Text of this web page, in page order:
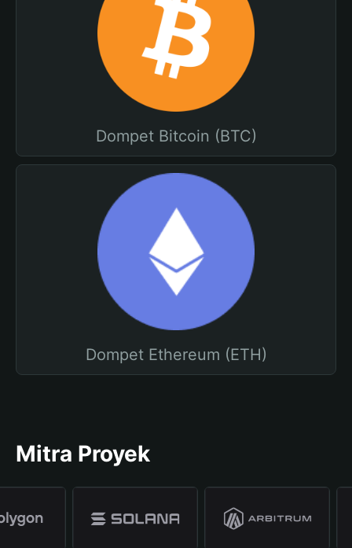
Dompet Bitcoin (BTC)
Dompet Ethereum (ETH)
Mitra Proyek